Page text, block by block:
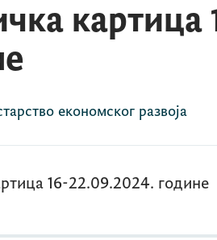
картица
економског развоја
16-22.09.2024. године